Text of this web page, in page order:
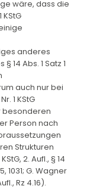
wäre, dass die
KStG
anderes
14 Abs. 1 Satz 1
auch nur bei
1 KStG
besonderen
Person nach
Strukturen
2. Aufl., § 14
1031; G. Wagner
Rz 4.16).